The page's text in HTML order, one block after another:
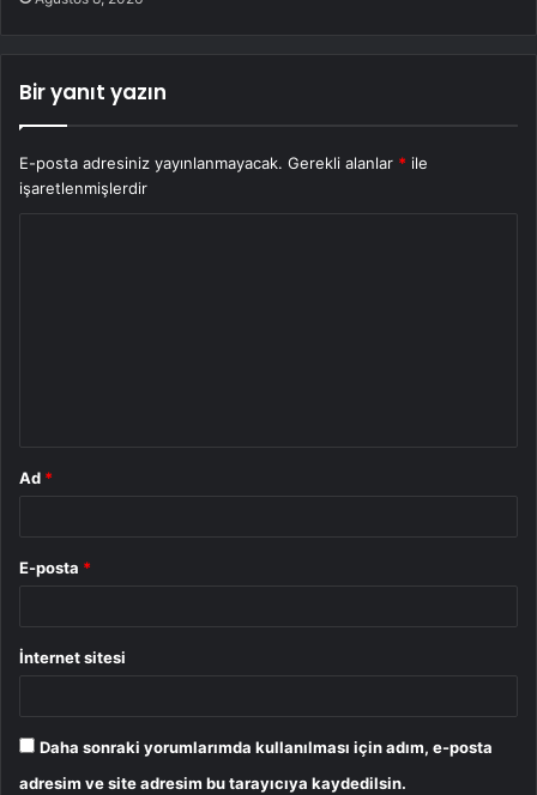
Bir yanıt yazın
E-posta adresiniz yayınlanmayacak. Gerekli alanlar * ile
işaretlenmişlerdir
Ad *
E-posta *
İnternet sitesi
Daha sonraki yorumlarımda kullanılması için adım, e-posta
adresim ve site adresim bu tarayıcıya kaydedilsin.